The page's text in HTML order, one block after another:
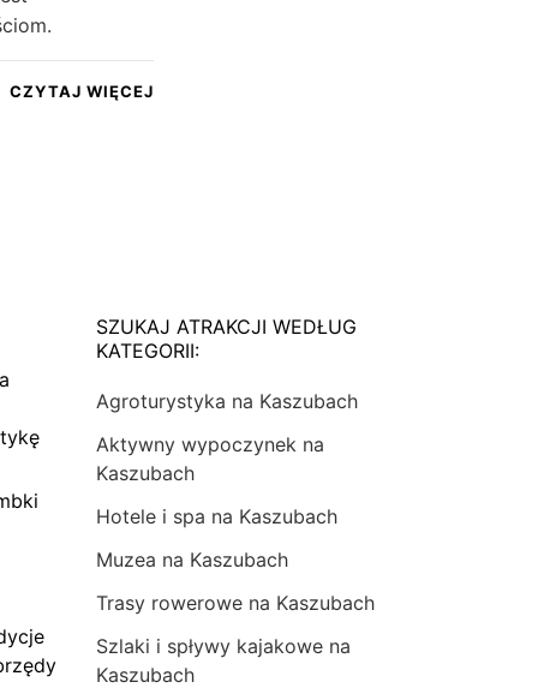
CZYTAJ WIĘCEJ
SZUKAJ ATRAKCJI WEDŁUG
KATEGORII:
Agroturystyka na Kaszubach
Aktywny wypoczynek na
Kaszubach
Hotele i spa na Kaszubach
Muzea na Kaszubach
Trasy rowerowe na Kaszubach
Szlaki i spływy kajakowe na
Kaszubach